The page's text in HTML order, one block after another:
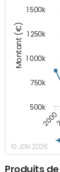
Montant (€)
2000
1 000k
500k
750k
1 250k
1 500k
© JDN 2026
Produits